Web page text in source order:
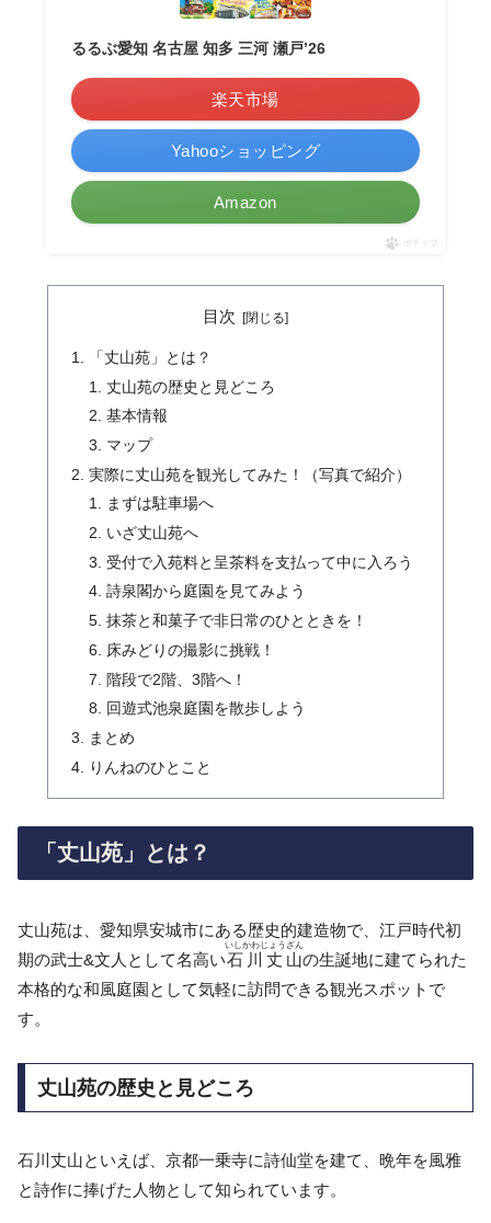
るるぶ愛知 名古屋 知多 三河 瀬戸’26
楽天市場
Yahooショッピング
Amazon
ポチップ
目次
「丈山苑」とは？
丈山苑の歴史と見どころ
基本情報
マップ
実際に丈山苑を観光してみた！（写真で紹介）
まずは駐車場へ
いざ丈山苑へ
受付で入苑料と呈茶料を支払って中に入ろう
詩泉閣から庭園を見てみよう
抹茶と和菓子で非日常のひとときを！
床みどりの撮影に挑戦！
階段で2階、3階へ！
回遊式池泉庭園を散歩しよう
まとめ
りんねのひとこと
「丈山苑」とは？
丈山苑は、愛知県安城市にある歴史的建造物で、江戸時代初
期の武士&文人として名高い石川丈山
いしかわじょうざん
の生誕地に建てられた
本格的な和風庭園として気軽に訪問できる観光スポットで
す。
丈山苑の歴史と見どころ
石川丈山といえば、京都一乗寺に詩仙堂を建て、晩年を風雅
と詩作に捧げた人物として知られています。